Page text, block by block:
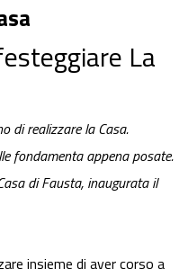
La
di realizzare la Casa.
fondamenta appena posate.
di Fausta, inaugurata il
insieme di aver corso a